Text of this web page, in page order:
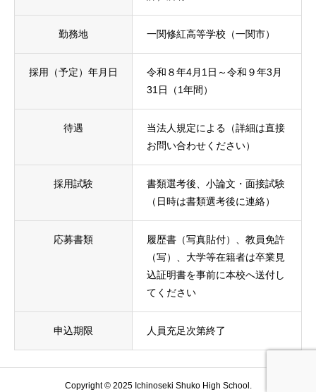
勤務地 一関修紅高等学校（一関市）
採用（予定）年月日
令和８年4月1日～令和９年3月
31日（1年間）
待遇
当法人規定による（詳細は直接
お問い合わせください）
採用試験
書類選考後、小論文・面接試験
（日時は書類選考後に連絡）
応募書類
履歴書（写真貼付）、教員免許
（写）、大学等在籍者は卒業見
込証明書を事前に本校へ送付し
てください
申込期限 人員充足次第終了
Copyright © 2025 Ichinoseki Shuko High School.